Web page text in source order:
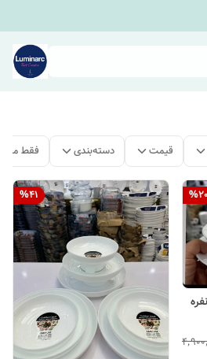
قیمت دسته‌بندی فقط
%20
سرویس گلدن اوپال ۲۶پارچه ۶نفره
%41